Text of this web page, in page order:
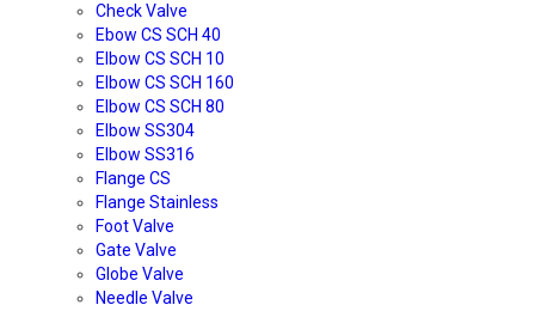
Check Valve
Ebow CS SCH 40
Elbow CS SCH 10
Elbow CS SCH 160
Elbow CS SCH 80
Elbow SS304
Elbow SS316
Flange CS
Flange Stainless
Foot Valve
Gate Valve
Globe Valve
Needle Valve